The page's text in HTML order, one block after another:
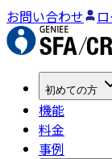
お問い合わせ
初めての方
機能
料金
事例